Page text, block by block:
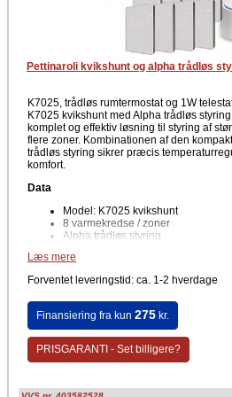
Pettinaroli kvikshunt og alpha trådløs
K7025, trådløs rumtermostat og 1W
K7025 kvikshunt med Alpha trådløs
komplet og effektiv løsning til styring af
flere zoner. Kombinationen af den
trådløs styring sikrer præcis
komfort.
Data
Model: K7025 kvikshunt
8 varmekredse / zoner
Alpha trådløs styring
1 W telestat
Velegnet til gulvvarme og
Fordele
Individuel temperaturstyring i op til
Trådløs kommunikation mellem
Driftssikker og stabil regulering
Læs mere
Forventet leveringstid: ca. 1-2 hverdage
Finansiering fra kun 275kr.
PRISGARANTI - Set billigere?